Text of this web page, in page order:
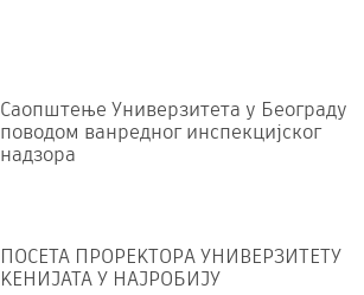
Саопштење Универзитета у Београду
поводом ванредног инспекцијског
надзора
ПОСЕТА ПРОРЕKТОРА УНИВЕРЗИТЕТУ
KЕНИЈАТА У НАЈРОБИЈУ